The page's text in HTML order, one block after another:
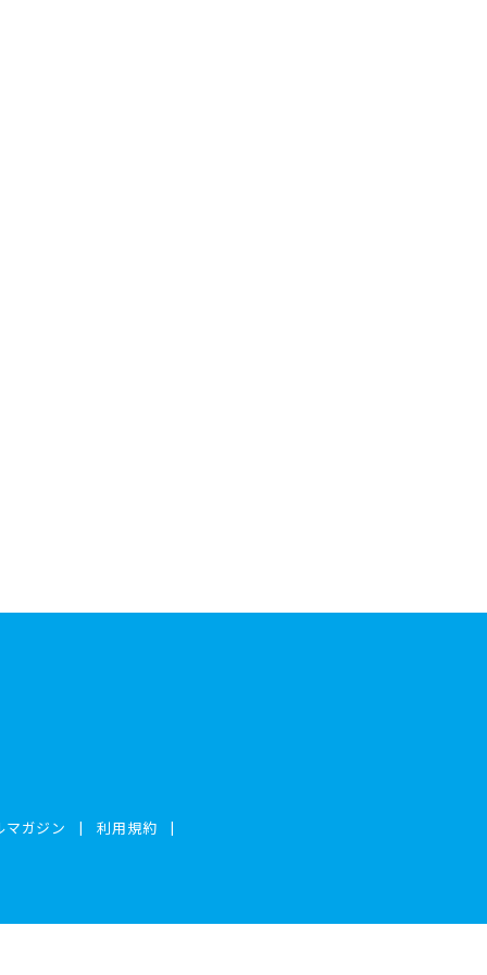
マガジン 利用規約